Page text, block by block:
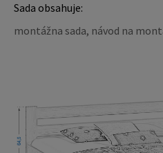
Sada obsahuje:
montážna sada, návod na